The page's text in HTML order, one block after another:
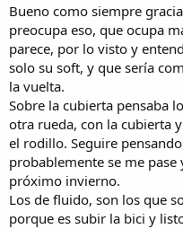
:
Bueno como siempre
preocupa eso, que ocupa
parece, por lo visto y
solo su soft, y que sería
la vuelta.
Sobre la cubierta pensaba
otra rueda, con la cubierta
el rodillo. Seguire
probablemente se me
próximo invierno.
Los de fluido, son los que
porque es subir la bici y